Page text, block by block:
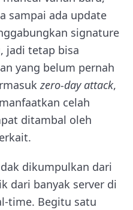
sampai ada update
signature
jadi tetap bisa
yang belum pernah
zero-day attack,
celah
ditambal oleh
dikumpulkan dari
dari banyak server di
time. Begitu satu